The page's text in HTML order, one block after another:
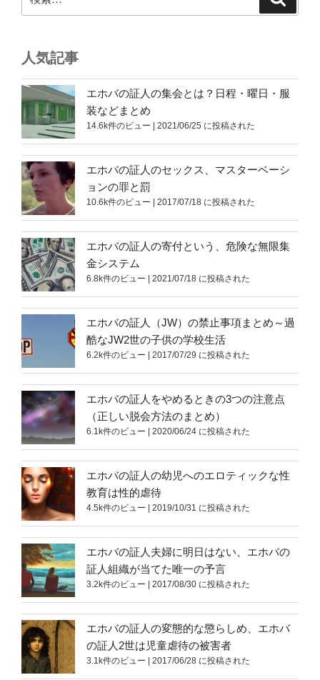
索:
人気記事
エホバの証人の集会とは？日程・曜日・服
装などまとめ
14.6k件のビュー | 2021/06/25 に投稿された
エホバの証人のセックス、マスターベーシ
ョンの罪と罰
10.6k件のビュー | 2017/07/18 に投稿された
エホバの証人の寄付という、危険な無限集
金システム
6.8k件のビュー | 2021/07/18 に投稿された
エホバの証人（JW）の禁止事項まとめ～過
酷なJW2世の子供の学校生活
6.2k件のビュー | 2017/07/29 に投稿された
エホバの証人をやめるときの3つの注意点
（正しい脱会方法のまとめ）
6.1k件のビュー | 2020/06/24 に投稿された
エホバの証人の幼児へのエロティックな性
教育は性的虐待
4.5k件のビュー | 2019/10/31 に投稿された
エホバの証人夫婦に明日はない、エホバの
証人組織が当てた唯一の予言
3.2k件のビュー | 2017/08/30 に投稿された
エホバの証人の変態的な懲らしめ、エホバ
の証人2世は児童虐待の被害者
3.1k件のビュー | 2017/06/28 に投稿された